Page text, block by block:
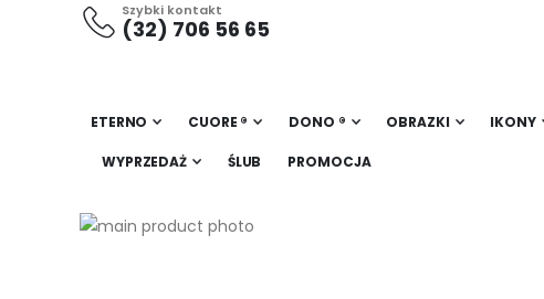
Szybki kontakt
(32) 706 56 65
ETERNO CUORE ® DONO ® OBRAZKI IKONY
WYPRZEDAŻ ŚLUB PROMOCJA
Przejdź